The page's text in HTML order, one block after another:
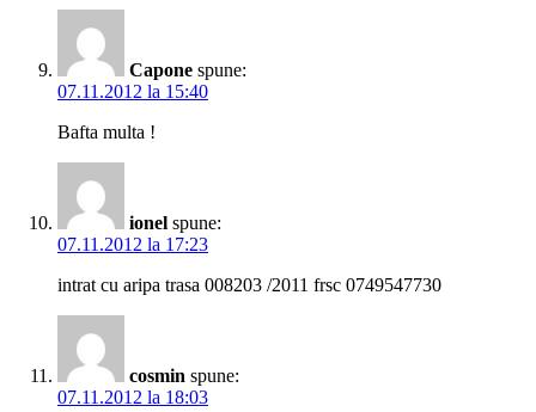
Capone spune:
07.11.2012 la 15:40
Bafta multa !
ionel spune:
07.11.2012 la 17:23
intrat cu aripa trasa 008203 /2011 frsc 0749547730
cosmin spune:
07.11.2012 la 18:03